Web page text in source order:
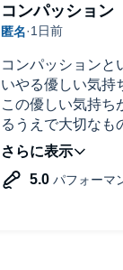
コンパッションと
いやる優しい気持
この優しい気持ち
るうえで大切なも
る事ができなかっ
コンパッション